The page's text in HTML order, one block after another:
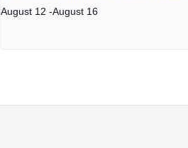
August 12 -August 16